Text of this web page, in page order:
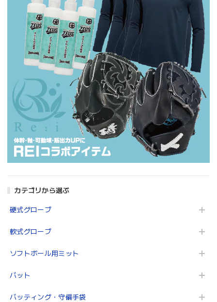
カテゴリから選ぶ
硬式グローブ
軟式グローブ
ソフトボール用ミット
バット
バッティング・守備手袋